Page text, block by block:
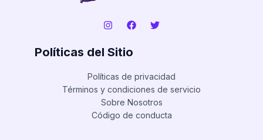
Políticas del Sitio
Políticas de privacidad
Términos y condiciones de servicio
Sobre Nosotros
Código de conducta